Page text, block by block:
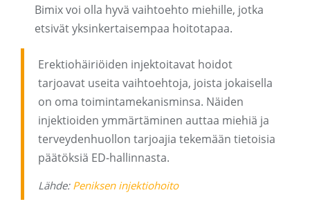
Bimix voi olla hyvä vaihtoehto miehille, jotka
etsivät yksinkertaisempaa hoitotapaa.
Erektiohäiriöiden injektoitavat hoidot
tarjoavat useita vaihtoehtoja, joista jokaisella
on oma toimintamekanisminsa. Näiden
injektioiden ymmärtäminen auttaa miehiä ja
terveydenhuollon tarjoajia tekemään tietoisia
päätöksiä ED-hallinnasta.
Lähde: Peniksen injektiohoito